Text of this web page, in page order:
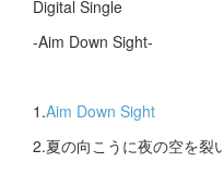
Digital Single
-Aim Down Sight-
1.Aim Down Sight
2.夏の向こうに夜の空を裂